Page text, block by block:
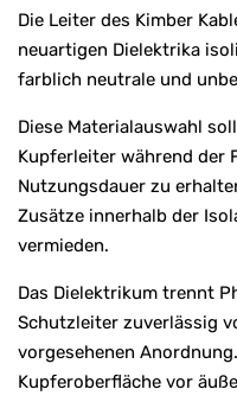
Die Leiter des Kimber
neuartigen Dielektrika
farblich neutrale und
Diese Materialauswahl
Kupferleiter während der
Nutzungsdauer zu
Zusätze innerhalb der
vermieden.
Das Dielektrikum trennt
Schutzleiter zuverlässig
vorgesehenen
Kupferoberfläche vor